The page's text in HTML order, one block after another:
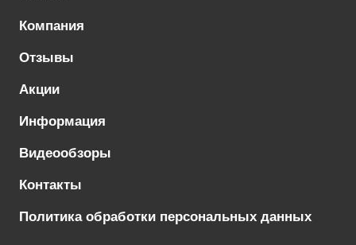
Компания
Отзывы
Акции
Информация
Видеообзоры
Контакты
Политика обработки персональных данных